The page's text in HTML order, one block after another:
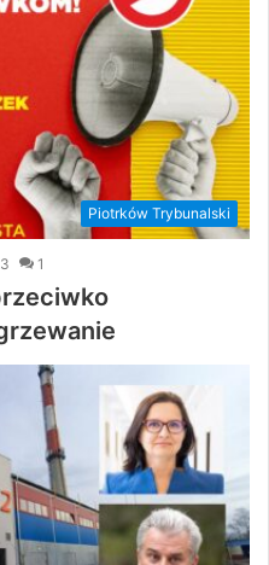
Piotrków Trybunalski
1